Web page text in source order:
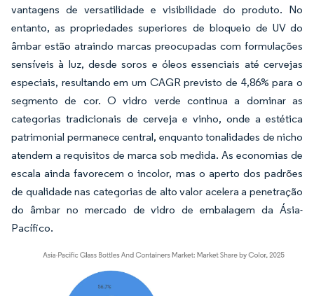
vantagens de versatilidade e visibilidade do produto. No
entanto, as propriedades superiores de bloqueio de UV do
âmbar estão atraindo marcas preocupadas com formulações
sensíveis à luz, desde soros e óleos essenciais até cervejas
especiais, resultando em um CAGR previsto de 4,86% para o
segmento de cor. O vidro verde continua a dominar as
categorias tradicionais de cerveja e vinho, onde a estética
patrimonial permanece central, enquanto tonalidades de nicho
atendem a requisitos de marca sob medida. As economias de
escala ainda favorecem o incolor, mas o aperto dos padrões
de qualidade nas categorias de alto valor acelera a penetração
do âmbar no mercado de vidro de embalagem da Ásia-
Pacífico.